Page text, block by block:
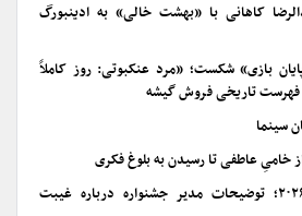
کاهانی با «بهشت خالی» به ادینبورگ
بازی» شکست؛ «مرد عنکبوتی: روز کاملاً
فهرست تاریخی فروش گیشه
سینما
خامیِ عاطفی تا رسیدن به بلوغ فکری
فستیوال فیلم ونیز ۲۰۲۶؛ توضیحات مدیر جشنواره درباره غیبت